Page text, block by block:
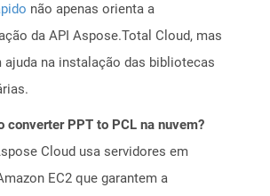
não apenas orienta a
da API Aspose.Total Cloud, mas
ajuda na instalação das bibliotecas
converter PPT to PCL na nuvem?
Cloud usa servidores em
EC2 que garantem a